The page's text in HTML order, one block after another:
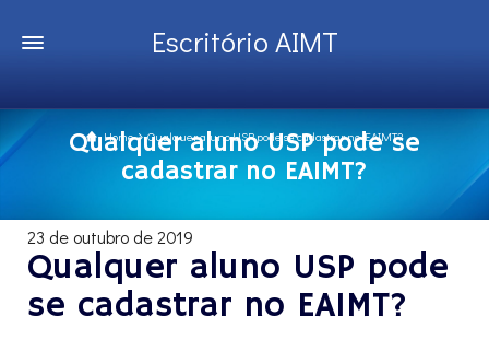
Escritório AIMT
Home Qualquer aluno USP pode se cadastrar no EAIMT?
Qualquer aluno USP pode se
cadastrar no EAIMT?
23 de outubro de 2019
Qualquer aluno USP pode
se cadastrar no EAIMT?